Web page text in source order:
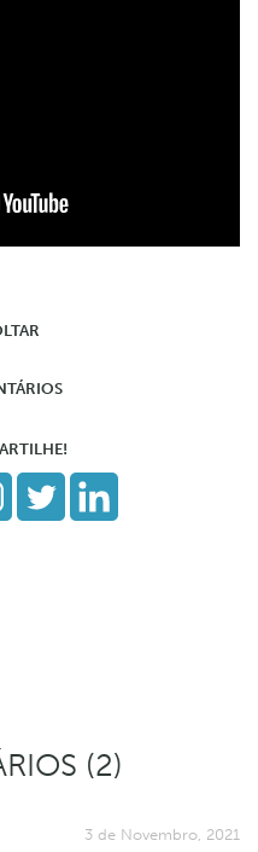
(2)
3 de Novembro, 2021